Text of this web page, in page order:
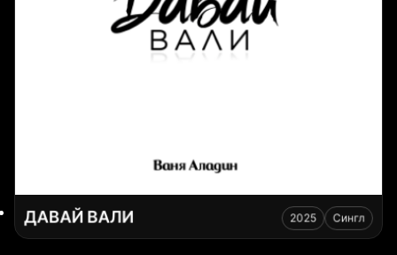
ДАВАЙ ВАЛИ 2025 Сингл